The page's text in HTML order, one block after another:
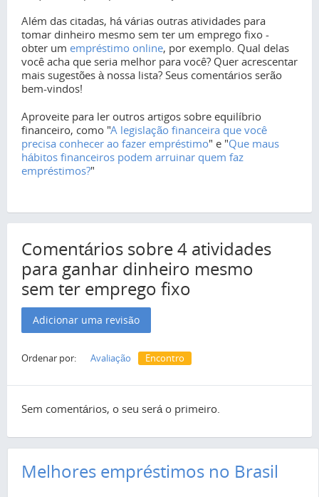
Além das citadas, há várias outras atividades para
tomar dinheiro mesmo sem ter um emprego fixo -
obter um empréstimo online, por exemplo. Qual delas
você acha que seria melhor para você? Quer acrescentar
mais sugestões à nossa lista? Seus comentários serão
bem-vindos!
Aproveite para ler outros artigos sobre equilíbrio
financeiro, como "A legislação financeira que você
precisa conhecer ao fazer empréstimo" e "Que maus
hábitos financeiros podem arruinar quem faz
empréstimos?"
Comentários sobre 4 atividades
para ganhar dinheiro mesmo
sem ter emprego fixo
Adicionar uma revisão
Ordenar por: Avaliação Encontro
Sem comentários, o seu será o primeiro.
Melhores empréstimos no Brasil